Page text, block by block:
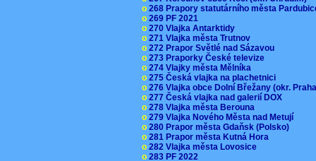
o 268 Prapory statutárního města
o 269 PF 2021
o 270 Vlajka Antarktidy
o 271 Vlajka města Trutnov
o 272 Prapor Světlé nad Sázavou
o 273 Praporky České televize
o 274 Vlajky města Mělníka
o 275 Česká vlajka na plachetnici
o 276 Vlajka obce Dolní Břežany (okr.
o 277 Česká vlajka nad galerií DOX
o 278 Vlajka města Berouna
o 279 Vlajka Nového Města nad Metují
o 280 Prapor města Gdaňsk (Polsko)
o 281 Prapor města Kutná Hora
o 282 Vlajka města Lovosice
o 283 PF 2022